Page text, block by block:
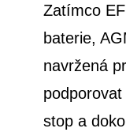
Zatímco
baterie,
navržená
stop a